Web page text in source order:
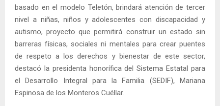
basado en el modelo Teletón, brindará atención de tercer
nivel a niñas, niños y adolescentes con discapacidad y
autismo, proyecto que permitirá construir un estado sin
barreras físicas, sociales ni mentales para crear puentes
de respeto a los derechos y bienestar de este sector,
destacó la presidenta honorífica del Sistema Estatal para
el Desarrollo Integral para la Familia (SEDIF), Mariana
Espinosa de los Monteros Cuéllar.